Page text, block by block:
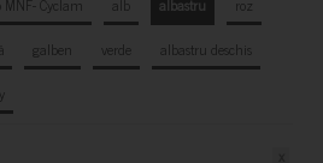
MNF- Cyclam alb albastru
roz
galben verde
albastru deschis